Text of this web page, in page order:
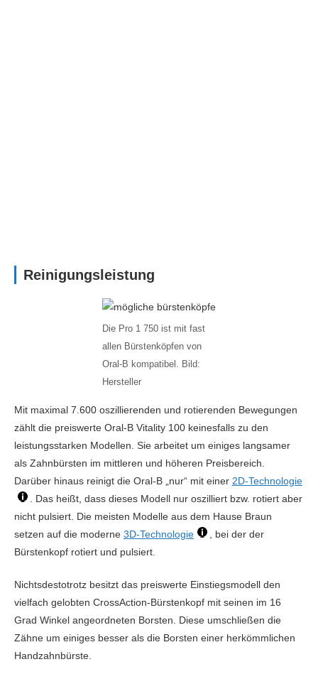
Reinigungsleistung
Die Pro 1 750 ist mit fast
allen Bürstenköpfen von
Oral-B kompatibel. Bild:
Hersteller
Mit maximal 7.600 oszillierenden und rotierenden Bewegungen
zählt die preiswerte Oral-B Vitality 100 keinesfalls zu den
leistungsstarken Modellen. Sie arbeitet um einiges langsamer
als Zahnbürsten im mittleren und höheren Preisbereich.
Darüber hinaus reinigt die Oral-B „nur“ mit einer 2D-Technologie
. Das heißt, dass dieses Modell nur oszilliert bzw. rotiert aber
nicht pulsiert. Die meisten Modelle aus dem Hause Braun
setzen auf die moderne 3D-Technologie
, bei der der
Bürstenkopf rotiert und pulsiert.
Nichtsdestotrotz besitzt das preiswerte Einstiegsmodell den
vielfach gelobten CrossAction-Bürstenkopf mit seinen im 16
Grad Winkel angeordneten Borsten. Diese umschließen die
Zähne um einiges besser als die Borsten einer herkömmlichen
Handzahnbürste.